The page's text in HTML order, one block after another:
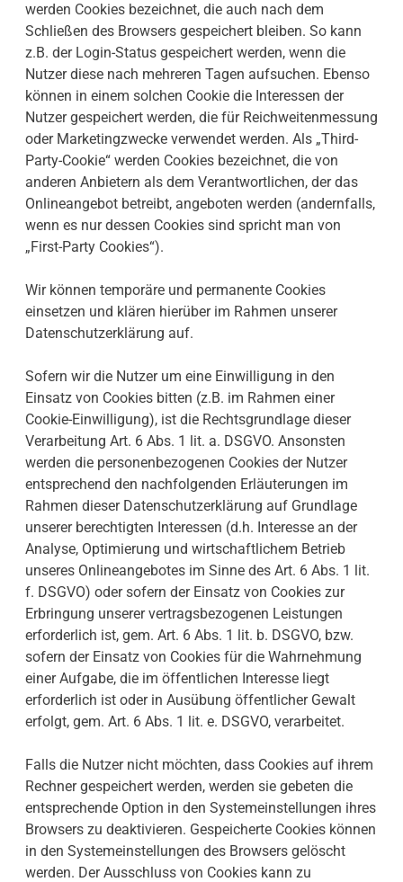
werden Cookies bezeichnet, die auch nach dem
Schließen des Browsers gespeichert bleiben. So kann
z.B. der Login-Status gespeichert werden, wenn die
Nutzer diese nach mehreren Tagen aufsuchen. Ebenso
können in einem solchen Cookie die Interessen der
Nutzer gespeichert werden, die für Reichweitenmessung
oder Marketingzwecke verwendet werden. Als „Third-
Party-Cookie“ werden Cookies bezeichnet, die von
anderen Anbietern als dem Verantwortlichen, der das
Onlineangebot betreibt, angeboten werden (andernfalls,
wenn es nur dessen Cookies sind spricht man von
„First-Party Cookies“).
Wir können temporäre und permanente Cookies
einsetzen und klären hierüber im Rahmen unserer
Datenschutzerklärung auf.
Sofern wir die Nutzer um eine Einwilligung in den
Einsatz von Cookies bitten (z.B. im Rahmen einer
Cookie-Einwilligung), ist die Rechtsgrundlage dieser
Verarbeitung Art. 6 Abs. 1 lit. a. DSGVO. Ansonsten
werden die personenbezogenen Cookies der Nutzer
entsprechend den nachfolgenden Erläuterungen im
Rahmen dieser Datenschutzerklärung auf Grundlage
unserer berechtigten Interessen (d.h. Interesse an der
Analyse, Optimierung und wirtschaftlichem Betrieb
unseres Onlineangebotes im Sinne des Art. 6 Abs. 1 lit.
f. DSGVO) oder sofern der Einsatz von Cookies zur
Erbringung unserer vertragsbezogenen Leistungen
erforderlich ist, gem. Art. 6 Abs. 1 lit. b. DSGVO, bzw.
sofern der Einsatz von Cookies für die Wahrnehmung
einer Aufgabe, die im öffentlichen Interesse liegt
erforderlich ist oder in Ausübung öffentlicher Gewalt
erfolgt, gem. Art. 6 Abs. 1 lit. e. DSGVO, verarbeitet.
Falls die Nutzer nicht möchten, dass Cookies auf ihrem
Rechner gespeichert werden, werden sie gebeten die
entsprechende Option in den Systemeinstellungen ihres
Browsers zu deaktivieren. Gespeicherte Cookies können
in den Systemeinstellungen des Browsers gelöscht
werden. Der Ausschluss von Cookies kann zu